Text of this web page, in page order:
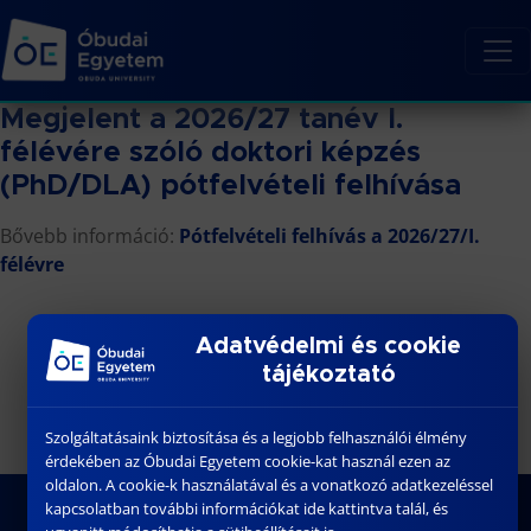
Megjelent a 2026/27 tanév I.
félévére szóló doktori képzés
(PhD/DLA) pótfelvételi felhívása
Bővebb információ: Pótfelvételi felhívás a 2026/27/I.
félévre
Adatvédelmi és cookie
tájékoztató
Szolgáltatásaink biztosítása és a legjobb felhasználói élmény
érdekében az Óbudai Egyetem cookie-kat használ ezen az
oldalon. A cookie-k használatával és a vonatkozó adatkezeléssel
kapcsolatban további információkat ide kattintva talál, és